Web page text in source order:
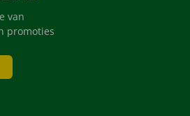
van
promoties